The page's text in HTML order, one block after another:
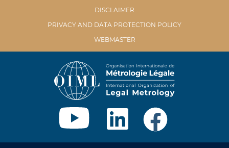
DISCLAIMER
PRIVACY AND DATA PROTECTION POLICY
WEBMASTER